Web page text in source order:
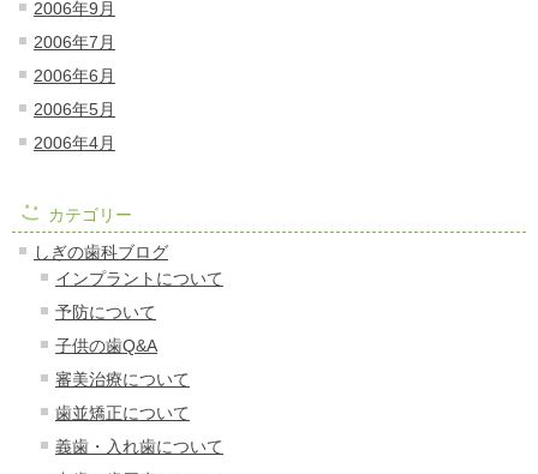
2006年9月
2006年7月
2006年6月
2006年5月
2006年4月
カテゴリー
しぎの歯科ブログ
インプラントについて
予防について
子供の歯Q&A
審美治療について
歯並矯正について
義歯・入れ歯について